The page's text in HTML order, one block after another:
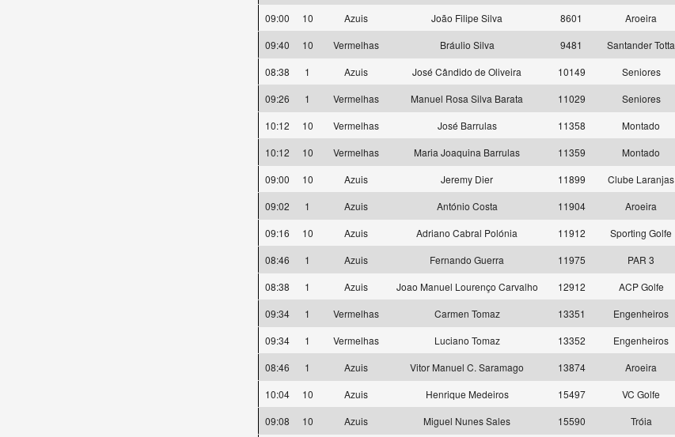
09:00
10 Azuis João Filipe Silva 8601 Aroeira
09:40
10 Vermelhas Bráulio Silva 9481 Santander Totta
08:38
1 Azuis José Cândido de Oliveira 10149 Seniores
09:26
1 Vermelhas Manuel Rosa Silva Barata 11029 Seniores
10:12
10 Vermelhas José Barrulas 11358 Montado
10:12
10 Vermelhas Maria Joaquina Barrulas 11359 Montado
09:00
10 Azuis Jeremy Dier 11899 Clube Laranjas
09:02
1 Azuis António Costa 11904 Aroeira
09:16
10 Azuis Adriano Cabral Polónia 11912 Sporting Golfe
08:46
1 Azuis Fernando Guerra 11975 PAR 3
08:38
1 Azuis Joao Manuel Lourenço Carvalho 12912 ACP Golfe
09:34
1 Vermelhas Carmen Tomaz 13351 Engenheiros
09:34
1 Vermelhas Luciano Tomaz 13352 Engenheiros
08:46
1 Azuis Vitor Manuel C. Saramago 13874 Aroeira
10:04
10 Azuis Henrique Medeiros 15497 VC Golfe
09:08
10 Azuis Miguel Nunes Sales 15590 Tróia